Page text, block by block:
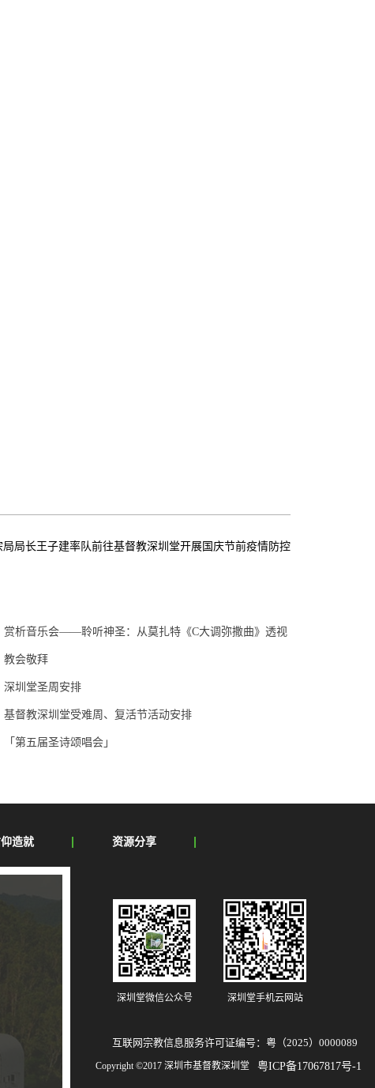
局长王子建率队前往基督教深圳堂开展国庆节前疫情防控
赏析音乐会——聆听神圣：从莫扎特《C大调弥撒曲》透视
教会敬拜
深圳堂圣周安排
基督教深圳堂受难周、复活节活动安排
「第五届圣诗颂唱会」
互联网宗教信息服务许可证编号：粤（2025）0000089
Copyright ©2017 深圳市基督教深圳堂 粤ICP备17067817号-1
造就
资源分享
深圳堂微信公众号 深圳堂手机云网站